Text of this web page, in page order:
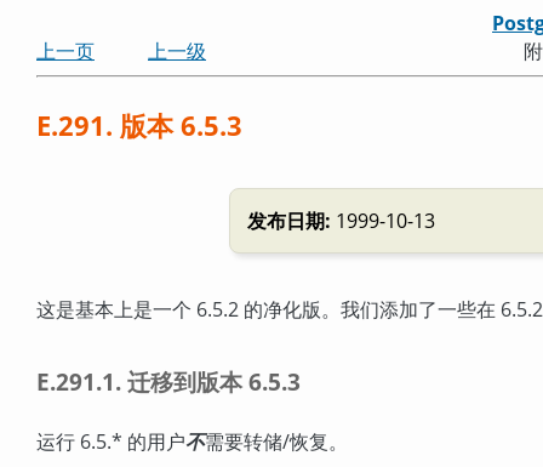
上一页
上一级
E.291. 版本 6.5.3
发布日期: 1999-10-13
这是基本上是一个 6.5.2 的净化版。我们添加了一些在
E.291.1. 迁移到版本 6.5.3
运行 6.5.* 的用户不需要转储/恢复。